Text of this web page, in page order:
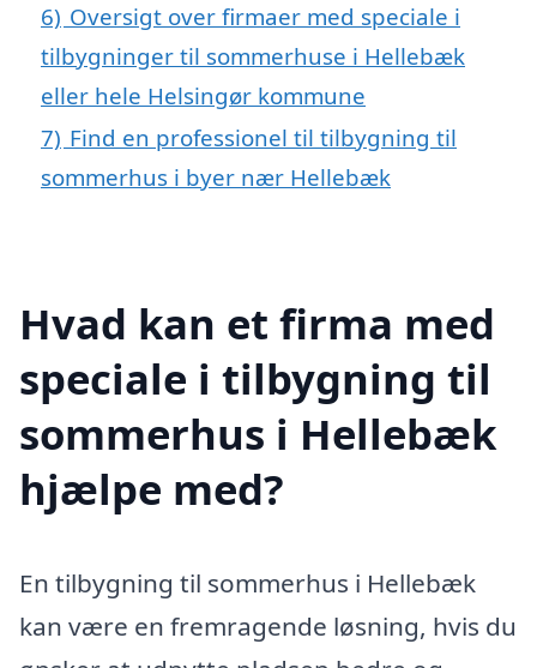
6) Oversigt over firmaer med speciale i
tilbygninger til sommerhuse i Hellebæk
eller hele Helsingør kommune
7) Find en professionel til tilbygning til
sommerhus i byer nær Hellebæk
Hvad kan et firma med
speciale i tilbygning til
sommerhus i Hellebæk
hjælpe med?
En tilbygning til sommerhus i Hellebæk
kan være en fremragende løsning, hvis du